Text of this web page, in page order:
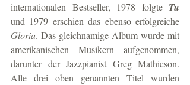
internationalen Bestseller, 1978 folgte Tu
Gloria. Das gleichnamige Album wurde mit
amerikanischen Musikern aufgenommen,
darunter der Jazzpianist Greg Mathieson.
Alle drei oben genannten Titel wurden